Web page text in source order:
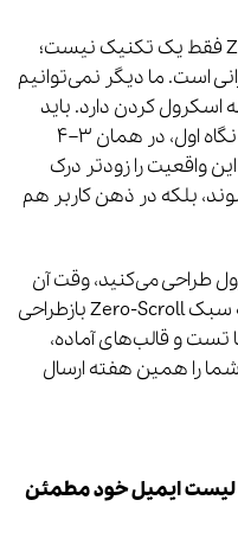
در نهایت، Zero-Scroll Email Design فقط یک تکنیک نیست؛
است. ما دیگر نمی‌توانیم
کردن دارد. باید
پیام را در همان لحظه اول، در همان نگاه اول، در همان ۳–۴
واقعیت را زودتر درک
بلکه در ذهن کاربر هم
طراحی می‌کنید، وقت آن
رسیده که حداقل بخشی از آن‌ها را به سبک Zero-Scroll بازطراحی
تست‌ و قالب‌های آماده،
کمک کند اولین ایمیل Zero-Scroll شما را همین هفته ارسال
لیست ایمیل خود مطمئن